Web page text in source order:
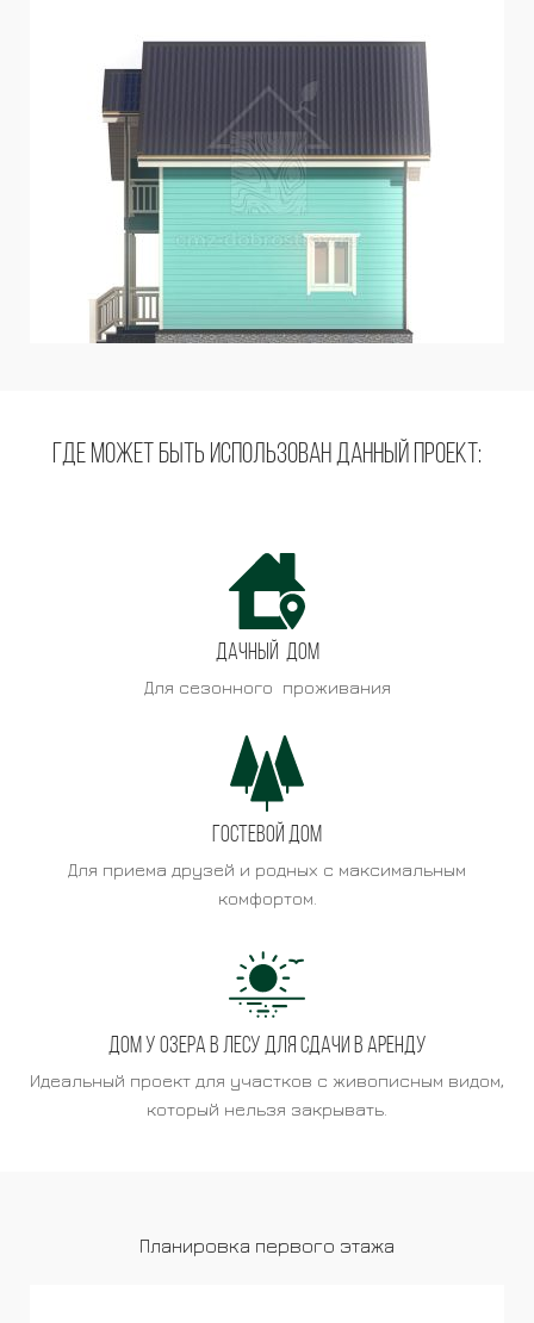
Где может быть использован данный проект:
Дачный дом
Для сезонного проживания
Гостевой дом
Для приема друзей и родных с максимальным
комфортом.
Дом у озера в лесу для сдачи в аренду
Идеальный проект для участков с живописным видом,
который нельзя закрывать.
Планировка первого этажа